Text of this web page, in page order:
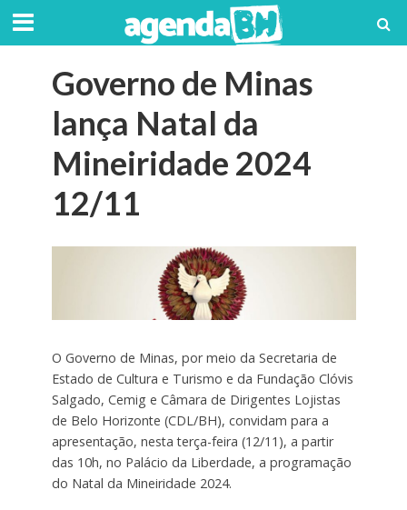
Governo de Minas
lança Natal da
Mineiridade 2024
12/11
O Governo de Minas, por meio da Secretaria de
Estado de Cultura e Turismo e da Fundação Clóvis
Salgado, Cemig e Câmara de Dirigentes Lojistas
de Belo Horizonte (CDL/BH), convidam para a
apresentação, nesta terça-feira (12/11), a partir
das 10h, no Palácio da Liberdade, a programação
do Natal da Mineiridade 2024.